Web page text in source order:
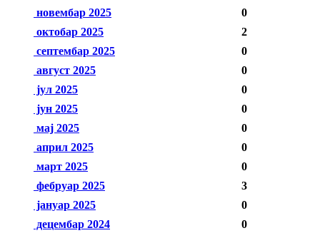
новембар 2025
0
октобар 2025
2
септембар 2025
0
август 2025
0
јул 2025
0
јун 2025
0
мај 2025
0
април 2025
0
март 2025
0
фебруар 2025
3
јануар 2025
0
децембар 2024
0